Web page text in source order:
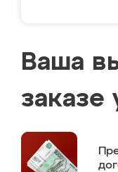
Ваша
заказе